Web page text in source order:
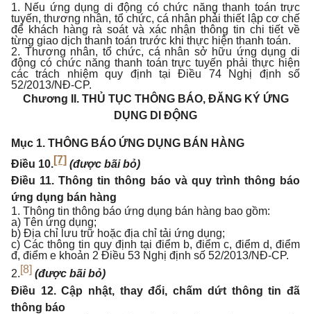
1. Nếu ứng dụng di động có chức năng thanh toán trực
tuyến, thương nhân, tổ chức, cá nhân phải thiết lập cơ chế
để khách hàng rà soát và xác nhận thông tin chi tiết về
từng giao dịch thanh toán trước khi thực hiện thanh toán.
2. Thương nhân, tổ chức, cá nhân sở hữu ứng dụng di
động có chức năng thanh toán trực tuyến phải thực hiện
các trách nhiệm quy định tại Điều 74 Nghị định số
52/2013/NĐ-CP.
Chương II. THỦ TỤC THÔNG BÁO, ĐĂNG KÝ ỨNG
DỤNG DI ĐỘNG
Mục 1. THÔNG BÁO ỨNG DỤNG BÁN HÀNG
Điều 10.[7] (được bãi bỏ)
Điều 11. Thông tin thông báo và quy trình thông báo
ứng dụng bán hàng
1. Thông tin thông báo ứng dụng bán hàng bao gồm:
a) Tên ứng dụng;
b) Địa chỉ lưu trữ hoặc địa chỉ tải ứng dụng;
c) Các thông tin quy định tại điểm b, điểm c, điểm d, điểm
đ, điểm e khoản 2 Điều 53 Nghị định số 52/2013/NĐ-CP.
2.[8] (được bãi bỏ)
Điều 12. Cập nhật, thay đổi, chấm dứt thông tin đã
thông báo